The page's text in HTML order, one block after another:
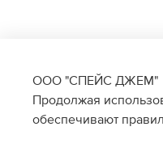
ООО "СПЕЙС ДЖЕМ"
Продолжая
обеспечивают